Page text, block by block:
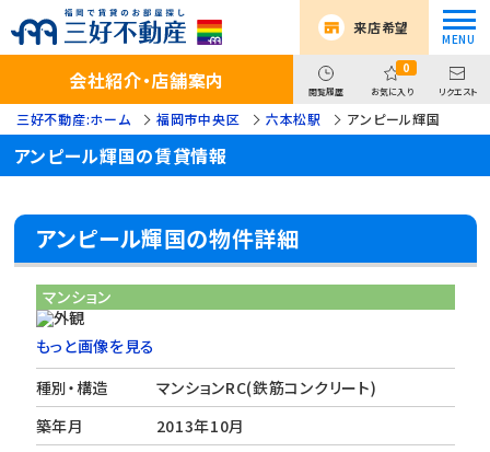
来店希望
会社紹介・店舗案内 閲覧履歴
0
お気に入り リクエスト
三好不動産:ホーム 福岡市中央区 六本松駅 アンピール輝国
アンピール輝国の賃貸情報
アンピール輝国の物件詳細
マンション
もっと画像を見る
種別・構造
マンションRC(鉄筋コンクリート)
築年月
2013年10月